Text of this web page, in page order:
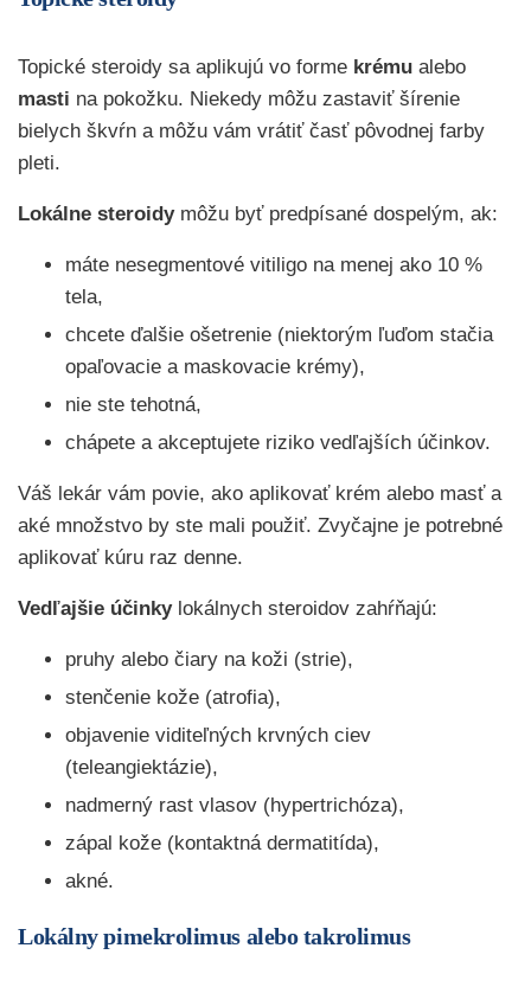
Topické steroidy sa aplikujú vo forme krému alebo
masti na pokožku. Niekedy môžu zastaviť šírenie
bielych škvŕn a môžu vám vrátiť časť pôvodnej farby
pleti.
Lokálne steroidymôžu byť predpísané dospelým, ak:
máte nesegmentové vitiligo na menej ako 10 %
tela,
chcete ďalšie ošetrenie (niektorým ľuďom stačia
opaľovacie a maskovacie krémy),
nie ste tehotná,
chápete a akceptujete riziko vedľajších účinkov.
Váš lekár vám povie, ako aplikovať krém alebo masť a
aké množstvo by ste mali použiť. Zvyčajne je potrebné
aplikovať kúru raz denne.
Vedľajšie účinkylokálnych steroidov zahŕňajú:
pruhy alebo čiary na koži (strie),
stenčenie kože (atrofia),
objavenie viditeľných krvných ciev
(teleangiektázie),
nadmerný rast vlasov (hypertrichóza),
zápal kože (kontaktná dermatitída),
akné.
Lokálny pimekrolimus alebo takrolimus